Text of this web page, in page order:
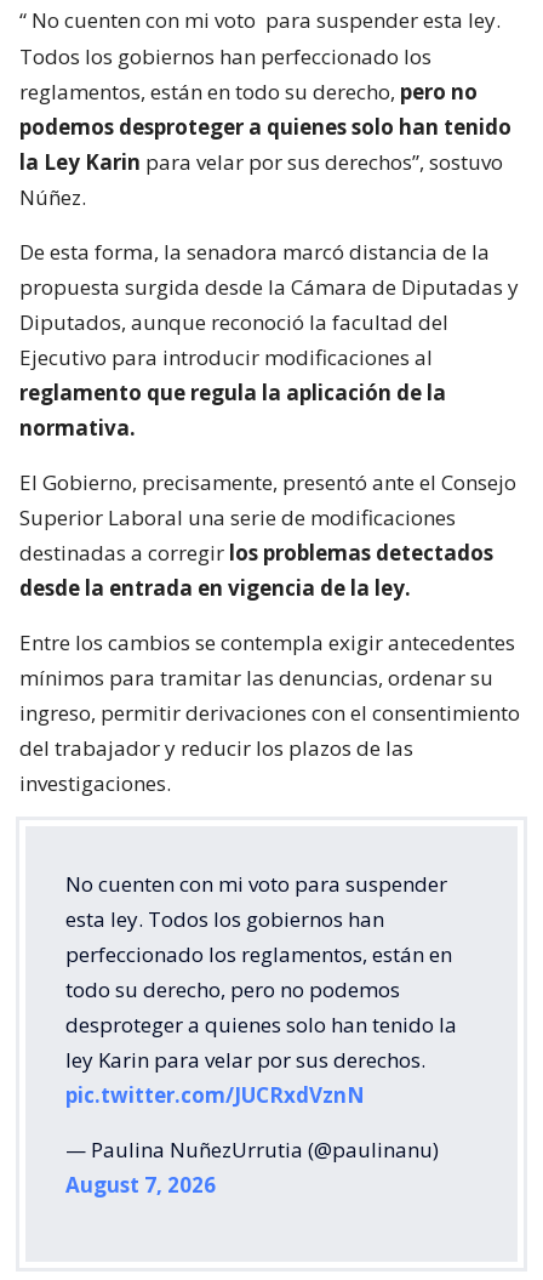
“ No cuenten con mi voto para suspender esta ley.
Todos los gobiernos han perfeccionado los
reglamentos, están en todo su derecho, pero no
podemos desproteger a quienes solo han tenido
la Ley Karin para velar por sus derechos”, sostuvo
Núñez.
De esta forma, la senadora marcó distancia de la
propuesta surgida desde la Cámara de Diputadas y
Diputados, aunque reconoció la facultad del
Ejecutivo para introducir modificaciones al
reglamento que regula la aplicación de la
normativa.
El Gobierno, precisamente, presentó ante el Consejo
Superior Laboral una serie de modificaciones
destinadas a corregir los problemas detectados
desde la entrada en vigencia de la ley.
Entre los cambios se contempla exigir antecedentes
mínimos para tramitar las denuncias, ordenar su
ingreso, permitir derivaciones con el consentimiento
del trabajador y reducir los plazos de las
investigaciones.
No cuenten con mi voto para suspender
esta ley. Todos los gobiernos han
perfeccionado los reglamentos, están en
todo su derecho, pero no podemos
desproteger a quienes solo han tenido la
ley Karin para velar por sus derechos.
pic.twitter.com/JUCRxdVznN
— Paulina NuñezUrrutia (@paulinanu)
August 7, 2026